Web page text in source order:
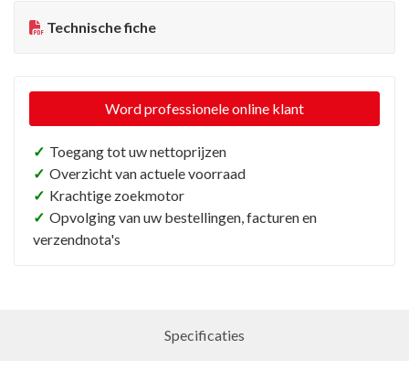
Technische fiche
Word professionele online klant
✓ Toegang tot uw nettoprijzen
✓ Overzicht van actuele voorraad
✓ Krachtige zoekmotor
✓ Opvolging van uw bestellingen, facturen en
verzendnota's
Specificaties